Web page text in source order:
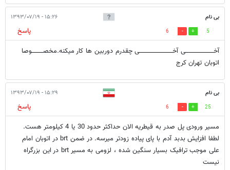
بی نام ۱۵:۲۶ - ۱۳۹۳/۰۷/۱۹
5
6
پاسخ
آخـــــــــــــــــــــــــــی آخــــــــــــــــــــــــــــــــی چقدرم دوربین ها کار میکنه.مخصـــــــــــوصا
اتوبان تهران کرج
بی نام ۱۵:۲۹ - ۱۳۹۳/۰۷/۱۹
25
6
پاسخ
مسیر ورودی پل صدر به قیطریه الان حداکثر حدود 30 یا 4 کیلومتر هست.
لطفا افزایش بدبد آدم با پای پیاده زودتر میرسه. در ضمن brt در اتوبان امام
علی موجب ترافیک بسیار سنگین شده ، لزومی به مسیر brt در این بزرگراه
نیست